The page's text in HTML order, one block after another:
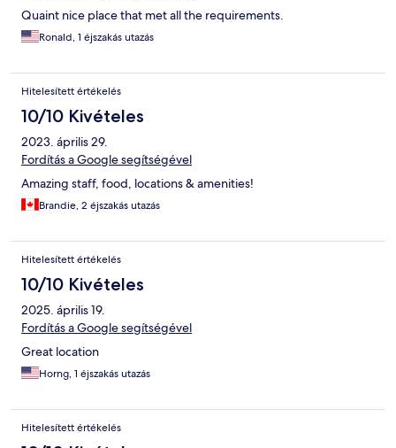
Quaint nice place that met all the requirements.
Ronald, 1 éjszakás utazás
Hitelesített értékelés
10/10 Kivételes
2023. április 29.
Fordítás a Google segítségével
Amazing staff, food, locations & amenities!
Brandie, 2 éjszakás utazás
Hitelesített értékelés
10/10 Kivételes
2025. április 19.
Fordítás a Google segítségével
Great location
Horng, 1 éjszakás utazás
Hitelesített értékelés